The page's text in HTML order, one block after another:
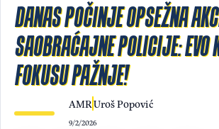
DANAS POČINJE OPSEŽNA
SAOBRAĆAJNE POLICIJE: EVO
FOKUSU PAŽNJE!
AMRUroš Popović
9/2/2026